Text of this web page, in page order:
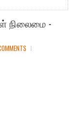
நிலைமை -